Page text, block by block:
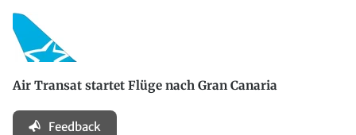
Air Transat startet Flüge nach Gran Canaria
Feedback